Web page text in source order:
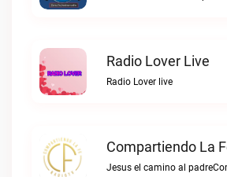
Radio Lover Live
Radio Lover live
Compartiendo La